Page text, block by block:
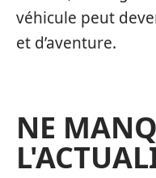
véhicule peut
et d’aventure.
NE